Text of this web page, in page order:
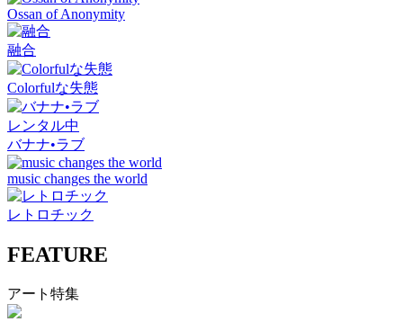
Ossan of Anonymity
融合
Colorfulな失態
レンタル中
バナナ•ラブ
music changes the world
レトロチック
FEATURE
アート特集